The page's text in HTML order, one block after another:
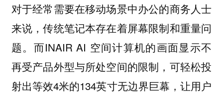
对于经常需要在移动场景中办公的商务人士
来说，传统笔记本存在着屏幕限制和重量问
题。而INAIR AI 空间计算机的画面显示不
再受产品外型与所处空间的限制，可轻松投
射出等效4米的134英寸无边界巨幕，让用户